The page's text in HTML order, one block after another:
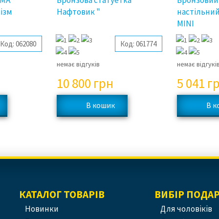
Код: 062080
Нафтовик "
немає відгуків
Код: 061774
10 800 грн
MINI
немає
5 041
КАТАЛОГ ТОВАРІВ
Новинки
ВИБІР
Для чоловіків